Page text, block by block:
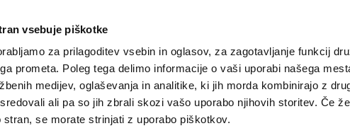
vsebuje piškotke
za prilagoditev vsebin in oglasov, za zagotavljanje funkcij
prometa. Poleg tega delimo informacije o vaši uporabi našega
medijev, oglaševanja in analitike, ki jih morda kombinirajo z
ali pa so jih zbrali skozi vašo uporabo njihovih storitev. Če
stran, se morate strinjati z uporabo piškotkov.
2026
NOVICE TRŽAŠKA GORIŠKA KULTURA ŠPORT